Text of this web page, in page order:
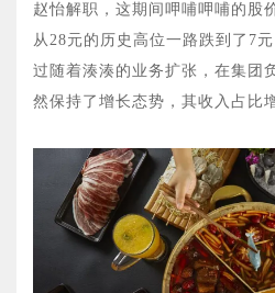
赵怡解职，这期间呷哺呷哺的股
从28元的历史高位一路跌到了7
过随着湊湊的业务扩张，在集团
然保持了增长态势，其收入占比